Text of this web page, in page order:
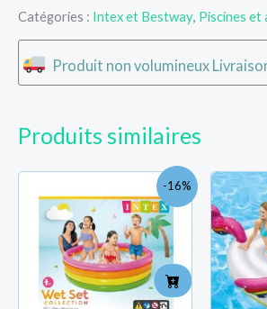
Catégories : Intex et Bestway, Piscines et
Produit non volumineux
Produits similaires
-16%
prix
initial
était :
TND
107.000.
Le
prix
actuel
90.000.